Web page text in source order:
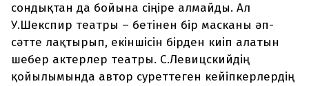
сондықтан да бойына сіңіре алмайды. Ал
У.Шекспир театры – бетінен бір масканы әп-
сәтте лақтырып, екіншісін бірден киіп алатын
шебер актерлер театры. С.Левицскийдің
қойылымында автор суреттеген кейіпкерлердің